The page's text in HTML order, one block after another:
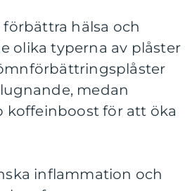
hälsa och
olika typerna av plåster
medan
koffeinboost för att öka
inflammation och